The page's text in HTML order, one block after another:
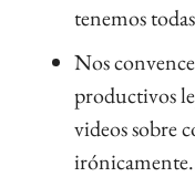
tenemos
Nos
productivos
videos sobre